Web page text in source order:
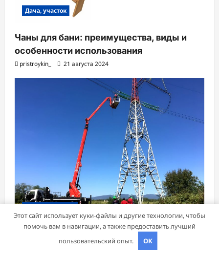
Дача, участок
Чаны для бани: преимущества, виды и
особенности использования
pristroykin_ 21 августа 2024
Этот сайт использует куки-файлы и другие технологии, чтобы
помочь вам в навигации, а также предоставить лучший
пользовательский опыт.
OK